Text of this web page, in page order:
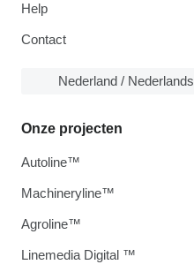
Help
Contact
Nederland / Nederlands
Onze projecten
Autoline™
Machineryline™
Agroline™
Linemedia Digital ™